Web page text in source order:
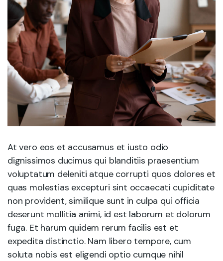
At vero eos et accusamus et iusto odio
dignissimos ducimus qui blanditiis praesentium
voluptatum deleniti atque corrupti quos dolores et
quas molestias excepturi sint occaecati cupiditate
non provident, similique sunt in culpa qui officia
deserunt mollitia animi, id est laborum et dolorum
fuga. Et harum quidem rerum facilis est et
expedita distinctio. Nam libero tempore, cum
soluta nobis est eligendi optio cumque nihil